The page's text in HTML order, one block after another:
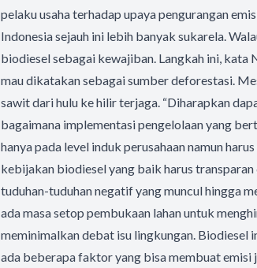
pelaku usaha terhadap upaya pengurangan
Indonesia sejauh ini lebih banyak sukarela.
biodiesel sebagai kewajiban. Langkah ini, kata
mau dikatakan sebagai sumber deforestasi.
sawit dari hulu ke hilir terjaga. “Diharapkan
bagaimana implementasi pengelolaan yang
hanya pada level induk perusahaan namun
kebijakan biodiesel yang baik harus
tuduhan-tuduhan negatif yang muncul hingga
ada masa setop pembukaan lahan untuk
meminimalkan debat isu lingkungan. Biodiesel
ada beberapa faktor yang bisa membuat emisi